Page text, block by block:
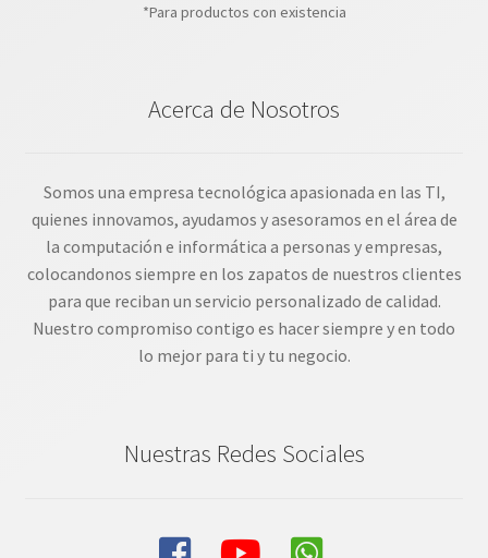
*Para productos con existencia
Acerca de Nosotros
Somos una empresa tecnológica apasionada en las TI,
quienes innovamos, ayudamos y asesoramos en el área de
la computación e informática a personas y empresas,
colocandonos siempre en los zapatos de nuestros clientes
para que reciban un servicio personalizado de calidad.
Nuestro compromiso contigo es hacer siempre y en todo
lo mejor para ti y tu negocio.
Nuestras Redes Sociales